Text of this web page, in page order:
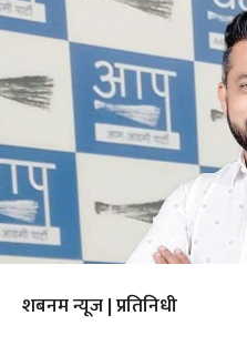
शबनम न्यूज | प्रतिनिधी